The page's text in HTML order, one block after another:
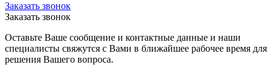
Заказать звонок
Заказать звонок
Оставьте Ваше сообщение и контактные данные и наши
специалисты свяжутся с Вами в ближайшее рабочее время для
решения Вашего вопроса.